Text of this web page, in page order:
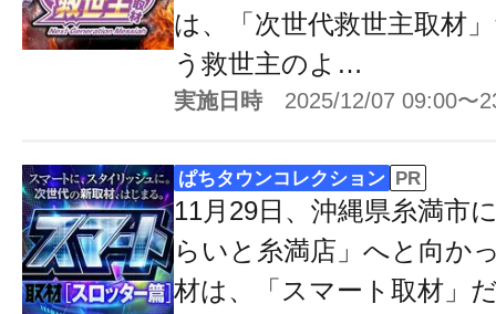
は、「次世代救世主取材
う救世主のよ…
実施日時 2025/12/07 09:00〜
ぱちタウンコレクション PR
11月29日、沖縄県糸満市
らいと糸満店」へと向か
材は、「スマート取材」